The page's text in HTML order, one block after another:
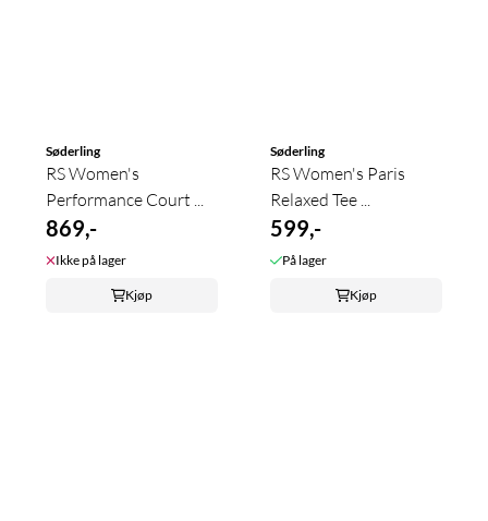
Søderling
RS Women's
Performance Court ...
869,-
Ikke på lager
Kjøp
Søderling
RS Women's Paris
Relaxed Tee ...
599,-
På lager
Kjøp